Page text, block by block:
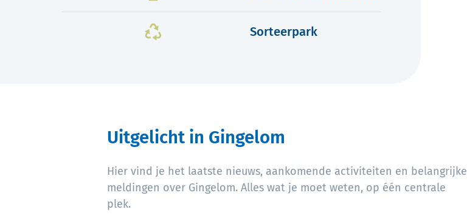
Sorteerpark
Uitgelicht in Gingelom
Hier vind je het laatste nieuws, aankomende activiteiten en belangrijke
meldingen over Gingelom. Alles wat je moet weten, op één centrale
plek.